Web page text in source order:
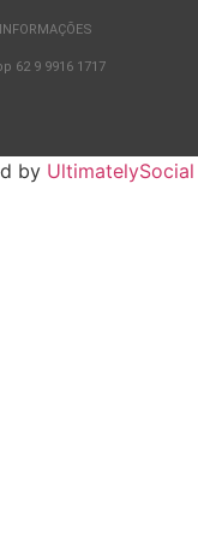
62 9 9916 1717
by UltimatelySocial